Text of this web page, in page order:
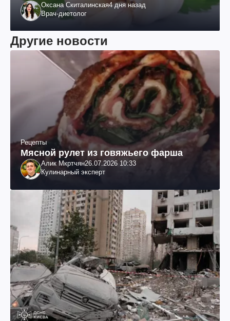
Оксана Скиталинская4 дня назад
Врач-диетолог
Другие новости
Рецепты
Мясной рулет из говяжьего фарша
Алик Мкртчян26.07.2026 10:33
Кулинарный эксперт